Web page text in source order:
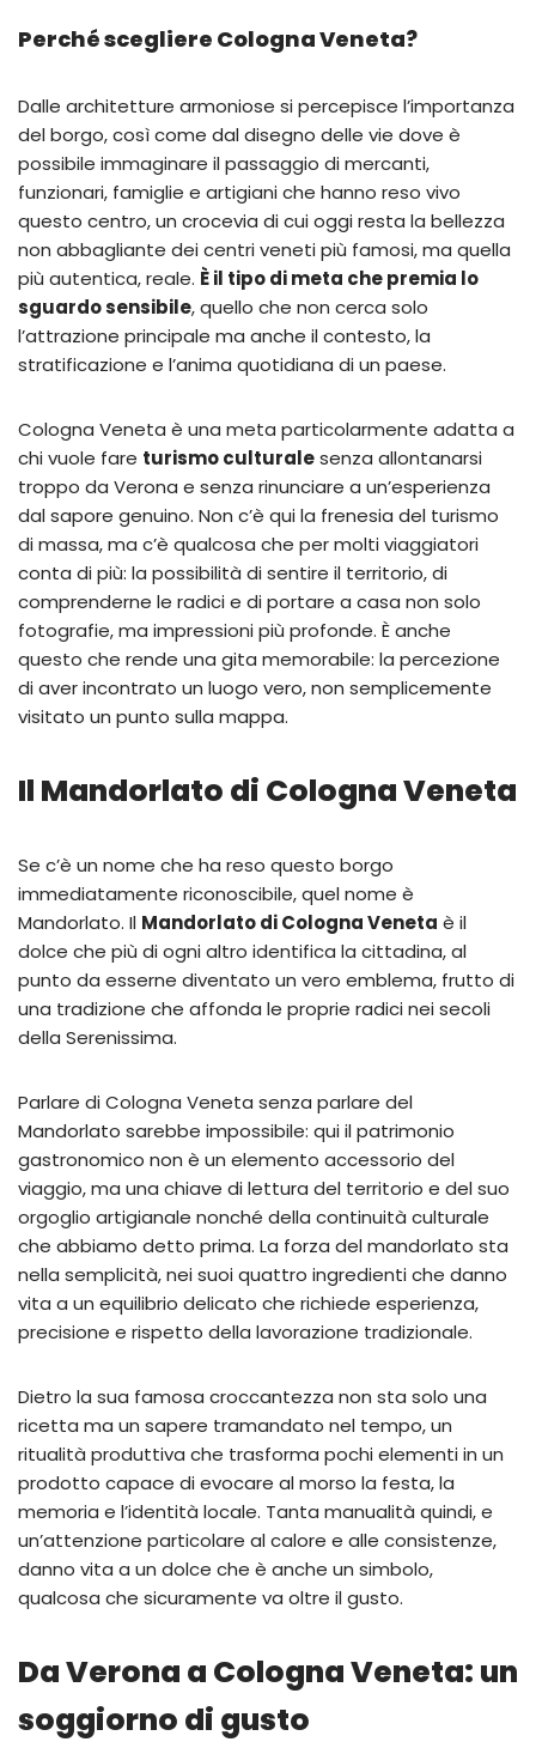
Perché scegliere Cologna Veneta?
Dalle architetture armoniose si percepisce l’importanza
del borgo, così come dal disegno delle vie dove è
possibile immaginare il passaggio di mercanti,
funzionari, famiglie e artigiani che hanno reso vivo
questo centro, un crocevia di cui oggi resta la bellezza
non abbagliante dei centri veneti più famosi, ma quella
più autentica, reale. È il tipo di meta che premia lo
sguardo sensibile, quello che non cerca solo
l’attrazione principale ma anche il contesto, la
stratificazione e l’anima quotidiana di un paese.
Cologna Veneta è una meta particolarmente adatta a
chi vuole fare turismo culturalesenza allontanarsi
troppo da Verona e senza rinunciare a un’esperienza
dal sapore genuino. Non c’è qui la frenesia del turismo
di massa, ma c’è qualcosa che per molti viaggiatori
conta di più: la possibilità di sentire il territorio, di
comprenderne le radici e di portare a casa non solo
fotografie, ma impressioni più profonde. È anche
questo che rende una gita memorabile: la percezione
di aver incontrato un luogo vero, non semplicemente
visitato un punto sulla mappa.
Il Mandorlato di Cologna Veneta
Se c’è un nome che ha reso questo borgo
immediatamente riconoscibile, quel nome è
Mandorlato. Il Mandorlato di Cologna Veneta è il
dolce che più di ogni altro identifica la cittadina, al
punto da esserne diventato un vero emblema, frutto di
una tradizione che affonda le proprie radici nei secoli
della Serenissima.
Parlare di Cologna Veneta senza parlare del
Mandorlato sarebbe impossibile: qui il patrimonio
gastronomico non è un elemento accessorio del
viaggio, ma una chiave di lettura del territorio e del suo
orgoglio artigianale nonché della continuità culturale
che abbiamo detto prima. La forza del mandorlato sta
nella semplicità, nei suoi quattro ingredienti che danno
vita a un equilibrio delicato che richiede esperienza,
precisione e rispetto della lavorazione tradizionale.
Dietro la sua famosa croccantezza non sta solo una
ricetta ma un sapere tramandato nel tempo, un
ritualità produttiva che trasforma pochi elementi in un
prodotto capace di evocare al morso la festa, la
memoria e l’identità locale. Tanta manualità quindi, e
un’attenzione particolare al calore e alle consistenze,
danno vita a un dolce che è anche un simbolo,
qualcosa che sicuramente va oltre il gusto.
Da Verona a Cologna Veneta: un
soggiorno di gusto